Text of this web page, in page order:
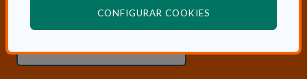
CONFIGURAR COOKIES
¿Necesitas orientación sobre
Dependencia y Discapacidad?
CONTACTA CON NOSOTROS